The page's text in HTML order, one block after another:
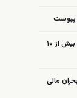
پیوست
توحید خادمی، هوادار تراختور آذربایجان، به بیش از ۱۰
مالی